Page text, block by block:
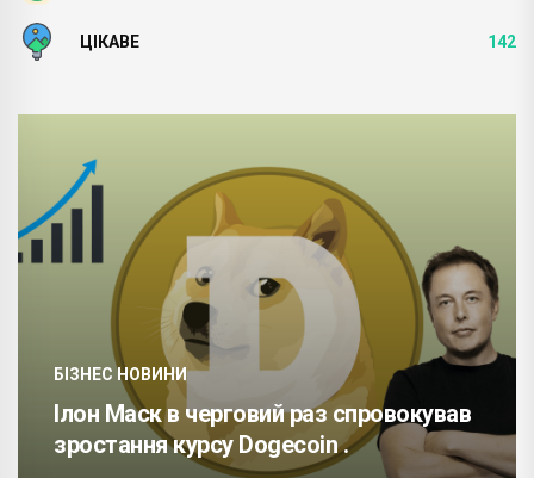
ЦІКАВЕ 142
БІЗНЕС НОВИНИ
Ілон Маск в черговий раз спровокував
зростання курсу Dogecoin .